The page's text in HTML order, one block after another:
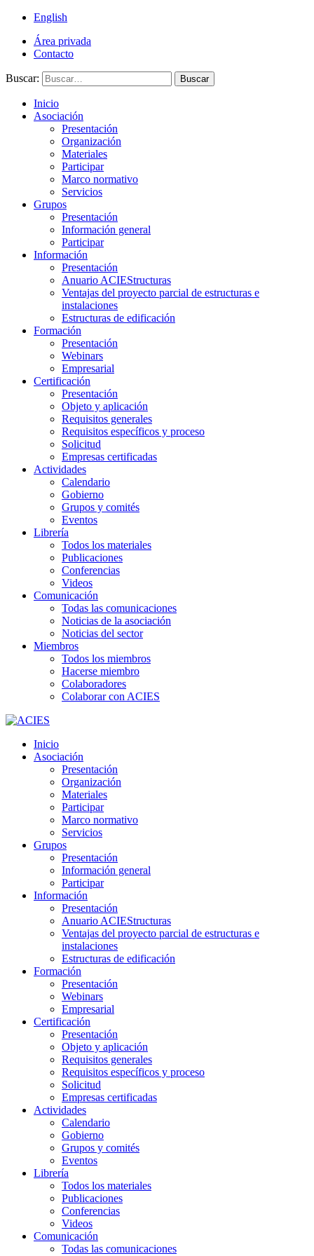
English
Área privada
Contacto
Buscar: Buscar
Inicio
Asociación
Presentación
Organización
Materiales
Participar
Marco normativo
Servicios
Grupos
Presentación
Información general
Participar
Información
Presentación
Anuario ACIEStructuras
Ventajas del proyecto parcial de estructuras e
instalaciones
Estructuras de edificación
Formación
Presentación
Webinars
Empresarial
Certificación
Presentación
Objeto y aplicación
Requisitos generales
Requisitos específicos y proceso
Solicitud
Empresas certificadas
Actividades
Calendario
Gobierno
Grupos y comités
Eventos
Librería
Todos los materiales
Publicaciones
Conferencias
Videos
Comunicación
Todas las comunicaciones
Noticias de la asociación
Noticias del sector
Miembros
Todos los miembros
Hacerse miembro
Colaboradores
Colaborar con ACIES
Inicio
Asociación
Presentación
Organización
Materiales
Participar
Marco normativo
Servicios
Grupos
Presentación
Información general
Participar
Información
Presentación
Anuario ACIEStructuras
Ventajas del proyecto parcial de estructuras e
instalaciones
Estructuras de edificación
Formación
Presentación
Webinars
Empresarial
Certificación
Presentación
Objeto y aplicación
Requisitos generales
Requisitos específicos y proceso
Solicitud
Empresas certificadas
Actividades
Calendario
Gobierno
Grupos y comités
Eventos
Librería
Todos los materiales
Publicaciones
Conferencias
Videos
Comunicación
Todas las comunicaciones